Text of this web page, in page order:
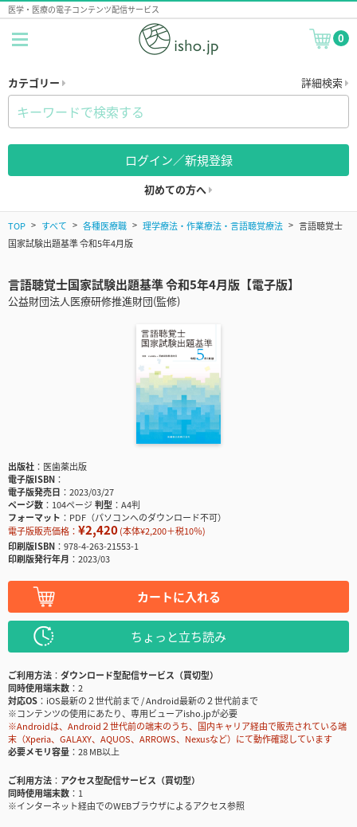
医学・医療の電子コンテンツ配信サービス
0
カテゴリー 詳細検索
ログイン／新規登録
初めての方へ
TOP すべて 各種医療職 理学療法・作業療法・言語聴覚療法
言語聴覚士
国家試験出題基準 令和5年4月版
言語聴覚士国家試験出題基準 令和5年4月版【電子版】
公益財団法人医療研修推進財団(監修)
出版社
医歯薬出版
電子版ISBN
電子版発売日
2023/03/27
ページ数
104ページ判型
A4判
フォーマット
PDF（パソコンへのダウンロード不可）
電子版販売価格： ¥2,420(本体¥2,200＋税10％)
印刷版ISBN
978-4-263-21553-1
印刷版発行年月
2023/03
カートに入れる
ちょっと立ち読み
ご利用方法
ダウンロード型配信サービス（買切型）
同時使用端末数
2
対応OS
iOS最新の２世代前まで / Android最新の２世代前まで
※コンテンツの使用にあたり、専用ビューアisho.jpが必要
※Androidは、Android２世代前の端末のうち、国内キャリア経由で販売されている端
末（Xperia、GALAXY、AQUOS、ARROWS、Nexusなど）にて動作確認しています
必要メモリ容量
28 MB以上
ご利用方法
アクセス型配信サービス（買切型）
同時使用端末数
1
※インターネット経由でのWEBブラウザによるアクセス参照